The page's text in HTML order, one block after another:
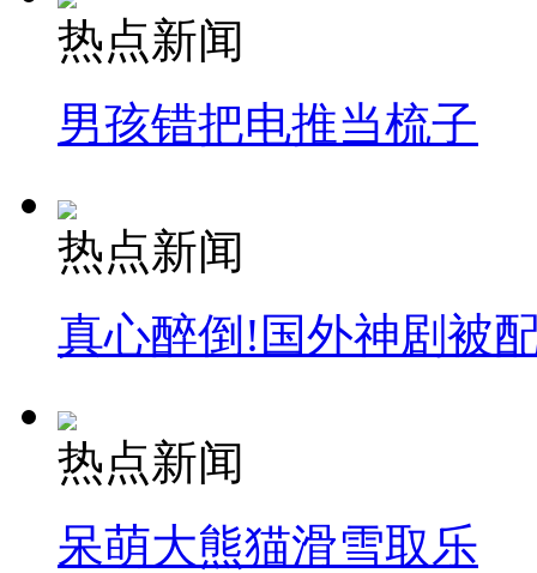
热点新闻
男孩错把电推当梳子
热点新闻
真心醉倒!国外神剧被
热点新闻
呆萌大熊猫滑雪取乐